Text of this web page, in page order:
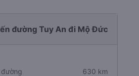
đường Tuy An đi Mộ Đức
630 km